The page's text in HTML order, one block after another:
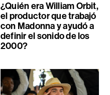
¿Quién era William Orbit,
el productor que trabajó
con Madonna y ayudó a
definir el sonido de los
2000?